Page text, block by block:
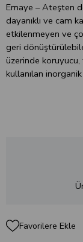
Emaye – Ateşten
dayanıklı ve cam
etkilenmeyen ve
geri
üzerinde
kullanılan
Favorilere Ekle